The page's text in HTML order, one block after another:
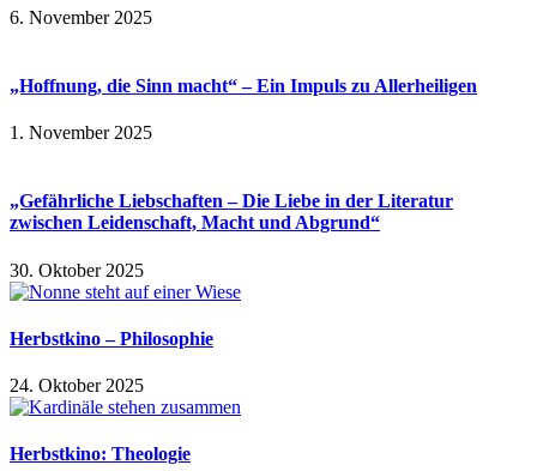
6. November 2025
„Hoffnung, die Sinn macht“ – Ein Impuls zu Allerheiligen
1. November 2025
„Gefährliche Liebschaften – Die Liebe in der Literatur
zwischen Leidenschaft, Macht und Abgrund“
30. Oktober 2025
Herbstkino – Philosophie
24. Oktober 2025
Herbstkino: Theologie